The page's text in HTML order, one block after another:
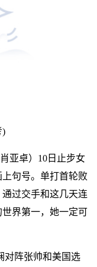
)
亚卓）10日止步女
句号。单打首轮败
过交手和这几天连
界第一，她一定可
对阵张帅和美国选